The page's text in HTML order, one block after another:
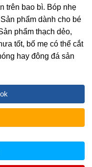
trên bao bì. Bóp nhẹ
phẩm dành cho bé
phẩm thạch dẻo,
tốt, bố mẹ có thể cắt
hay đông đá sản